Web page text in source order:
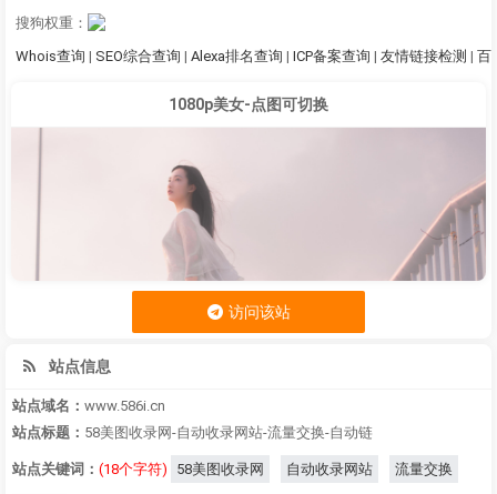
搜狗权重：
Whois查询 | SEO综合查询 | Alexa排名查询 | ICP备案查询 | 友情链接检测 | 百
1080p美女-点图可切换
访问该站
站点信息
站点域名： www.586i.cn
站点标题： 58美图收录网-自动收录网站-流量交换-自动链
站点关键词： (18个字符) 58美图收录网 自动收录网站 流量交换